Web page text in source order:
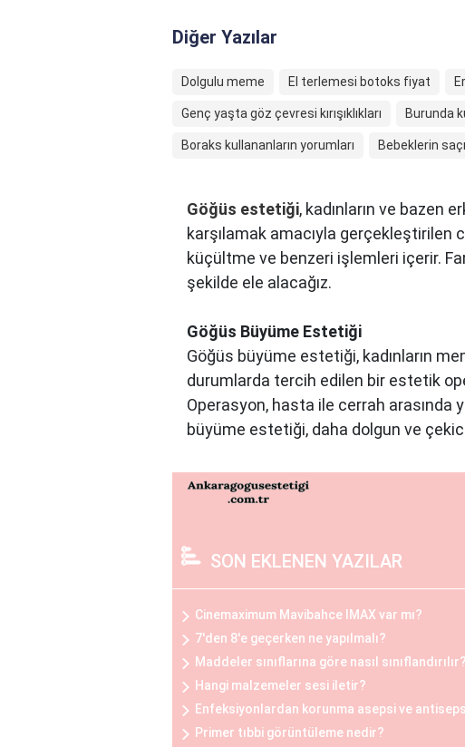
Diğer Yazılar
Dolgulu meme El terlemesi botoks fiyat
Genç yaşta göz çevresi kırışıklıkları Burunda
Boraks kullananların yorumları Bebeklerin
Göğüs estetiği, kadınların ve bazen
karşılamak amacıyla
küçültme ve benzeri işlemleri içerir.
şekilde ele alacağız.
Göğüs Büyüme Estetiği
Göğüs büyüme estetiği, kadınların
durumlarda tercih edilen bir estetik
Operasyon, hasta ile cerrah arasında
büyüme estetiği, daha dolgun ve
Göğüs Küçültme Estetiği
Büyük göğüslerin neden olduğu
estetiğini tercih edebilirler. Bu
estetiği, sırt ve boyun ağrılarını
Göğüs Küçültme ve Büyütme Öncesi
Göğüs estetiği operasyonları
detaylı bir görüşme yapılır,
iyileşme sürecine uygun olarak belirli
cerrahi müdahalenin etkilerini tam
SON EKLENEN YAZILAR
Cinemaximum Mavibahce IMAX var mı?
7'den 8'e geçerken ne yapılmalı?
Maddeler sınıflarına göre nasıl sınıflandırılır?
Hangi malzemeler sesi iletir?
Enfeksiyonlardan korunma asepsi ve
Primer tıbbi görüntüleme nedir?